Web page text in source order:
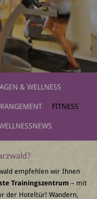
& WELLNESS
FITNESS
empfehlen wir Ihnen
Trainingszentrum – mit
der Hoteltür! Wandern,